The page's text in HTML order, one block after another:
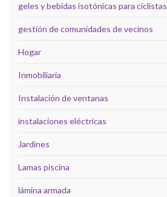
geles y bebidas isotónicas para ciclistas
gestión de comunidades de vecinos
Hogar
Inmobiliaria
Instalación de ventanas
instalaciones eléctricas
Jardines
Lamas piscina
lámina armada